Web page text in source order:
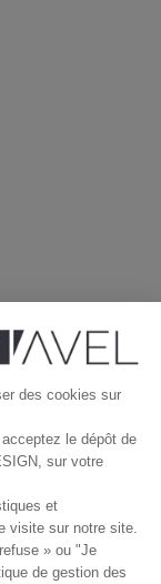
des cookies sur
le dépôt de
sur votre
et
visite sur notre site.
» ou "Je
de gestion des